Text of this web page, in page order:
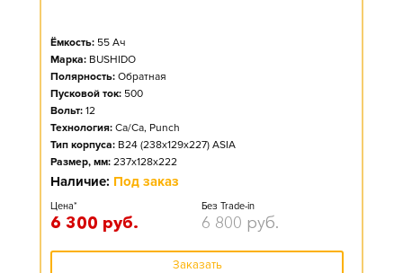
Ёмкость: 55 Ач
Марка: BUSHIDO
Полярность: Обратная
Пусковой ток: 500
Вольт: 12
Технология: Ca/Ca, Punch
Тип корпуса: B24 (238x129x227) ASIA
Размер, мм: 237x128x222
Наличие: Под заказ
Цена*
6 300 руб.
Без Trade-in
6 800 руб.
Заказать